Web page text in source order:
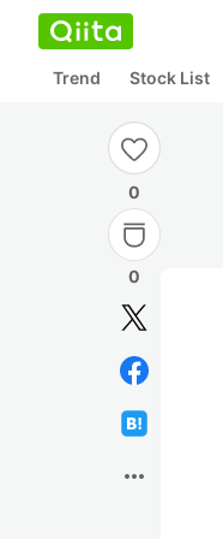
Trend Stock List
0
0
more_horiz